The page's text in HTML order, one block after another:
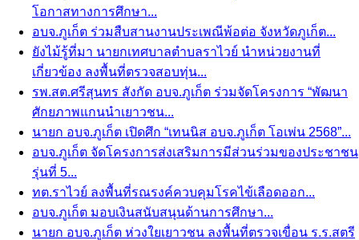
โอกาสทางการศึกษา...
อบจ.ภูเก็ต ร่วมสืบสานงานประเพณีพ้อต่อ จังหวัดภูเก็ต...
ยังไม้รู้ที่มา นายกเทศบาลตำบลราไวย์ นำหน่วยงานที่
เกี่ยวข้อง ลงพื้นที่ตรวจสอบทุ่น...
รพ.สต.ศรีสุนทร สังกัด อบจ.ภูเก็ต ร่วมจัดโครงการ “พัฒนา
ศักยภาพแกนนำเยาวชน...
นายก อบจ.ภูเก็ต เปิดศึก “เทนนิส อบจ.ภูเก็ต โอเพ่น 2568”...
อบจ.ภูเก็ต จัดโครงการส่งเสริมการมีส่วนร่วมของประชาชน
รุ่นที่ 5...
ทต.ราไวย์ ลงพื้นที่รณรงค์ควบคุมโรคไข้เลือดออก...
อบจ.ภูเก็ต มอบเงินสนับสนุนด้านการศึกษา...
นายก อบจ.ภูเก็ต ห่วงใยเยาวชน ลงพื้นที่ตรวจเขื่อน ร.ร.สตรี